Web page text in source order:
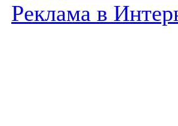
Реклама в